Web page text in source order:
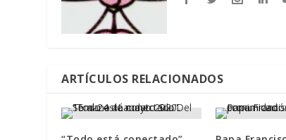
ARTÍCULOS RELACIONADOS